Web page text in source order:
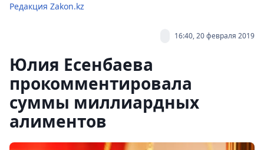
Редакция Zakon.kz
16:40, 20 февраля 2019
Юлия Есенбаева
прокомментировала
суммы миллиардных
алиментов